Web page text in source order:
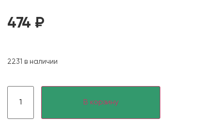
474 ₽
2231 в наличии
В корзину